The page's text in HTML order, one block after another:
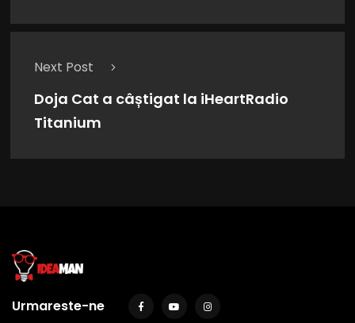
Next Post
Doja Cat a câștigat la iHeartRadio
Titanium
Urmareste-ne